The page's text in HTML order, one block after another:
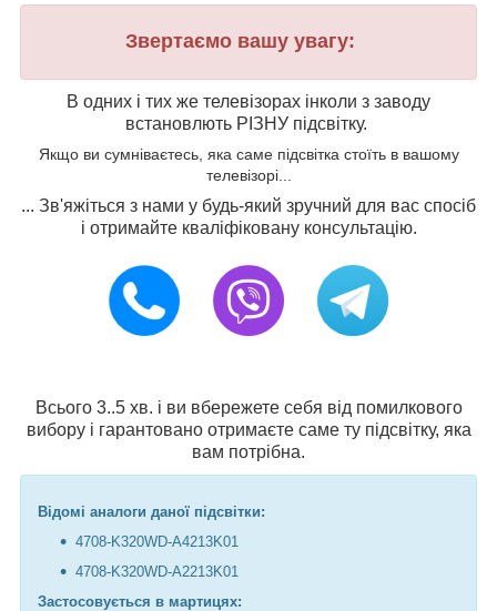
Звертаємо вашу увагу:
В одних і тих же телевізорах інколи з заводу
встановлють РІЗНУ підсвітку.
Якщо ви сумніваєтесь, яка саме підсвітка стоїть в вашому
телевізорі...
... Зв'яжіться з нами у будь-який зручний для вас спосіб
і отримайте кваліфіковану консультацію.
Всього 3..5 хв. і ви вбережете себя від помилкового
вибору і гарантовано отримаєте саме ту підсвітку, яка
вам потрібна.
Відомі аналоги даної підсвітки:
4708-K320WD-A4213K01
4708-K320WD-A2213K01
Застосовується в мартицях: